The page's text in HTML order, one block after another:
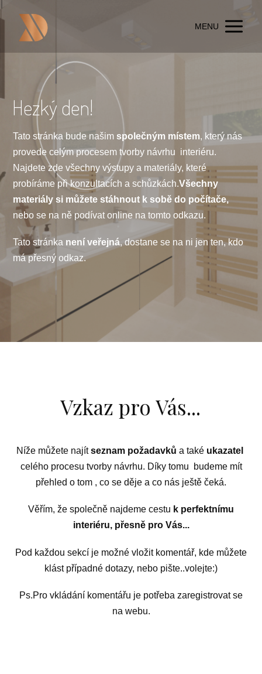
MENU
Hezký den!
Tato stránka bude našimspolečným místem, který nás
provede celým procesem tvorby návrhu interiéru.
Najdete zde všechny výstupy a materiály, které
probíráme při konzultacích a schůzkách.Všechny
materiály si můžete stáhnout k sobě do počítače,
nebo se na ně podívat online na tomto odkazu.
Tato stránka není veřejná, dostane se na ni jen ten, kdo
má přesný odkaz.
Vzkaz pro Vás...
Níže můžete najítseznam požadavků a také ukazatel
celého procesu tvorby návrhu. Díky tomu budeme mít
přehled o tom , co se děje a co nás ještě čeká.
Věřím, že společně najdeme cestu k perfektnímu
interiéru, přesně pro Vás...
Pod každou sekcí je možné vložit komentář, kde můžete
klást případné dotazy, nebo pište..volejte:)
Ps.Pro vkládání komentářu je potřeba zaregistrovat se
na webu.